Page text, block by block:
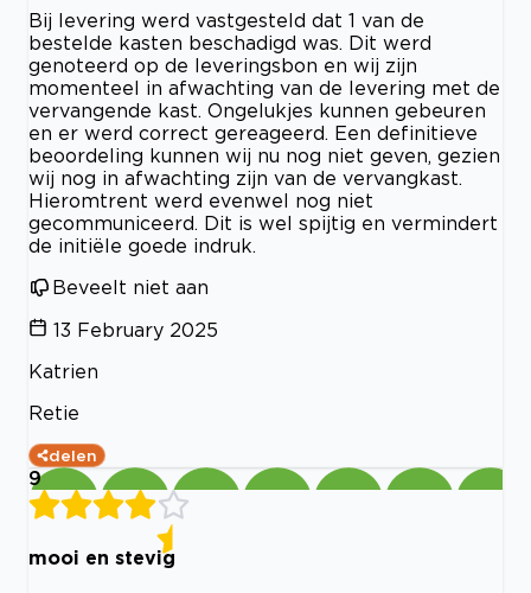
Bij levering werd vastgesteld dat 1 van de
bestelde kasten beschadigd was. Dit werd
genoteerd op de leveringsbon en wij zijn
momenteel in afwachting van de levering met de
vervangende kast. Ongelukjes kunnen gebeuren
en er werd correct gereageerd. Een definitieve
beoordeling kunnen wij nu nog niet geven, gezien
wij nog in afwachting zijn van de vervangkast.
Hieromtrent werd evenwel nog niet
gecommuniceerd. Dit is wel spijtig en vermindert
de initiële goede indruk.
Beveelt niet aan
13 February 2025
Katrien
Retie
delen
9
mooi en stevig